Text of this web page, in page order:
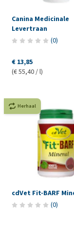
Canina Medicinale
Levertraan
(0)
€ 13,85
(€ 55,40 / l)
Herhaal
cdVet Fit-BARF
(0)